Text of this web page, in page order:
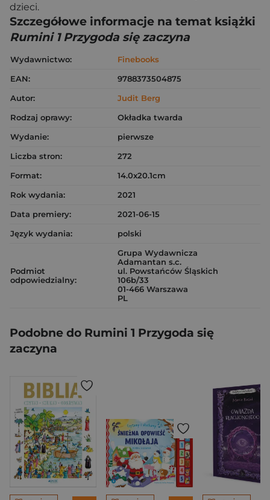
dzieci.
Szczegółowe informacje na temat książki
Rumini 1 Przygoda się zaczyna
Wydawnictwo:
Finebooks
EAN:
9788373504875
Autor:
Judit Berg
Rodzaj oprawy:
Okładka twarda
Wydanie:
pierwsze
Liczba stron:
272
Format:
14.0x20.1cm
Rok wydania:
2021
Data premiery:
2021-06-15
Język wydania:
polski
Podmiot
odpowiedzialny:
Grupa Wydawnicza
Adamantan s.c.
ul. Powstańców Śląskich
106b/33
01-466 Warszawa
PL
Podobne do Rumini 1 Przygoda się
zaczyna